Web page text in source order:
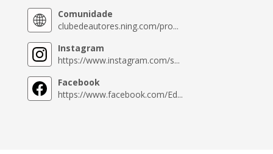
Comunidade
clubedeautores.ning.com/pro...
Instagram
https://www.instagram.com/s...
Facebook
https://www.facebook.com/Ed...